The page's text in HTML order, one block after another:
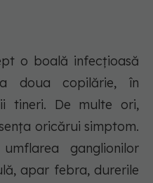
o boală infecţioasă
doua copilărie, în
tineri. De multe ori,
oricărui simptom.
ganglionilor
apar febra, durerile